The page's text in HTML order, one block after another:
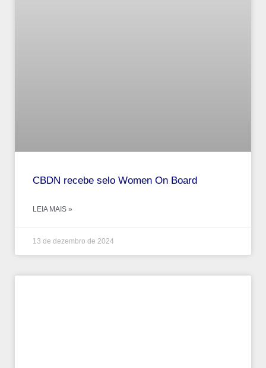
CBDN recebe selo Women On Board
LEIA MAIS »
13 de dezembro de 2024